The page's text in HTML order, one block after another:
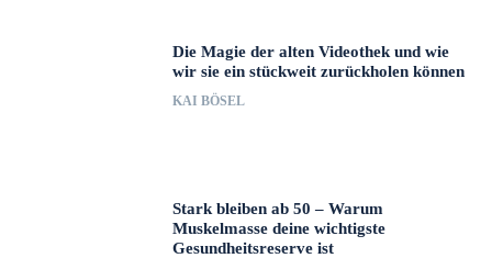
Die Magie der alten Videothek und wie
wir sie ein stückweit zurückholen können
KAI BÖSEL
Stark bleiben ab 50 – Warum
Muskelmasse deine wichtigste
Gesundheitsreserve ist